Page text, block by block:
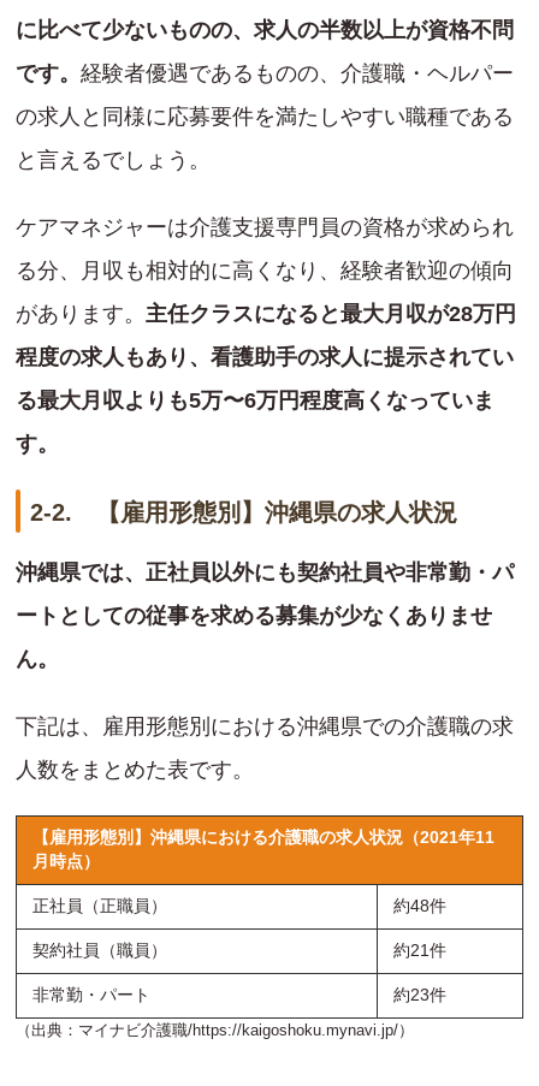
に比べて少ないものの、求人の半数以上が資格不問
です。 経験者優遇であるものの、介護職・ヘルパー
の求人と同様に応募要件を満たしやすい職種である
と言えるでしょう。
ケアマネジャーは介護支援専門員の資格が求められ
る分、月収も相対的に高くなり、経験者歓迎の傾向
があります。 主任クラスになると最大月収が28万円
程度の求人もあり、看護助手の求人に提示されてい
る最大月収よりも5万〜6万円程度高くなっていま
す。
2-2. 【雇用形態別】沖縄県の求人状況
沖縄県では、正社員以外にも契約社員や非常勤・パ
ートとしての従事を求める募集が少なくありませ
ん。
下記は、雇用形態別における沖縄県での介護職の求
人数をまとめた表です。
【雇用形態別】沖縄県における介護職の求人状況（2021年11
月時点）
正社員（正職員） 約48件
契約社員（職員） 約21件
非常勤・パート
約23件
（出典：マイナビ介護職/https://kaigoshoku.mynavi.jp/）